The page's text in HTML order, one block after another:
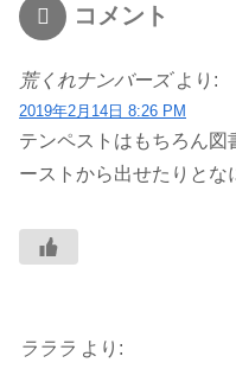
コメント
荒くれナンバーズ より:
2019年2月14日 8:26 PM
テンペストはもちろん図
ーストから出せたりとな
ラララ より: